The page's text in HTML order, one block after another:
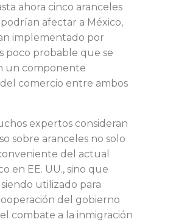
ahora cinco aranceles
afectar a México,
implementado por
poco probable que se
un componente
comercio entre ambos
expertos consideran
sobre aranceles no solo
del actual
en EE. UU., sino que
utilizado para
del gobierno
combate a la inmigración